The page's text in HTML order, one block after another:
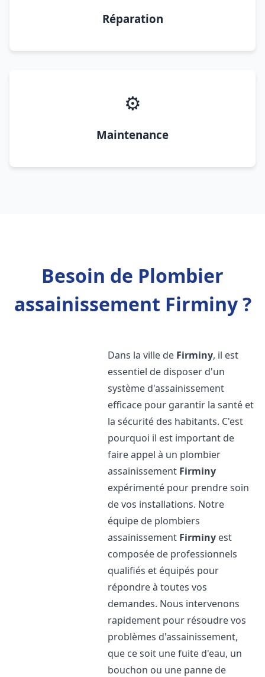
Réparation
⚙️
Maintenance
Besoin de Plombier
assainissement Firminy ?
Dans la ville de Firminy, il est
essentiel de disposer d'un
système d'assainissement
efficace pour garantir la santé et
la sécurité des habitants. C'est
pourquoi il est important de
faire appel à un plombier
assainissement Firminy
expérimenté pour prendre soin
de vos installations. Notre
équipe de plombiers
assainissement Firminy est
composée de professionnels
qualifiés et équipés pour
répondre à toutes vos
demandes. Nous intervenons
rapidement pour résoudre vos
problèmes d'assainissement,
que ce soit une fuite d'eau, un
bouchon ou une panne de